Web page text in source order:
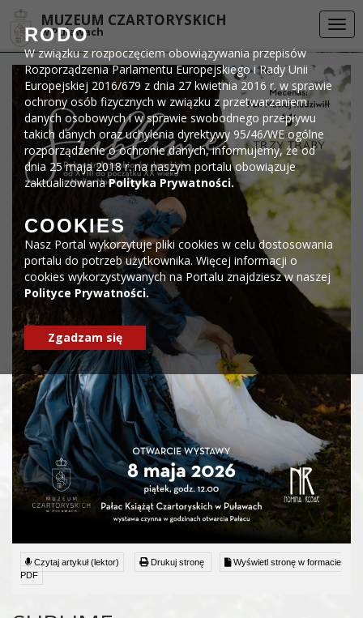
DEKLARACJA DOSTĘPNOŚCI
MUZEUM CZARTORYSKICH
w Puławach
Czytaj artykuł (lektor) Drukuj stronę
Wyświetl stronę w formacie
PDF
RODO
W związku z rozpoczęciem obowiązywania przepisów
Rozporządzenia Parlamentu Europejskiego i Rady Unii
Europejskiej 2016/679 z dnia 27 kwietnia 2016 r. w sprawie
ochrony osób fizycznych w związku z przetwarzaniem
danych osobowych i w sprawie swobodnego przepływu
takich danych oraz uchylenia dyrektywy 95/46/WE ogólne
rozporządzenie o ochronie danych, informujemy, że od
dnia 25 maja 2018 r. na naszym portalu obowiązuje
zaktualizowanaPolityka Prywatności.
COOKIES
Nasz Portal wykorzytuje pliki cookies w celu dostosowania
portalu do potrzeb użytkownika. Więcej informacji o
cookies wykorzystywanych na Portalu znajdziesz w naszej
Polityce Prywatności.
Zgadzam się